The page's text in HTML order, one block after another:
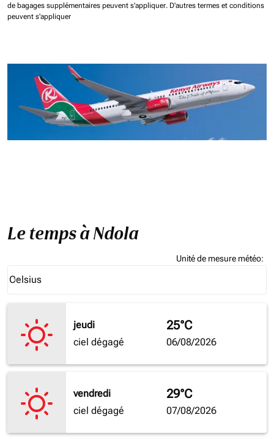
de bagages supplémentaires peuvent s'appliquer. D'autres termes et conditions
peuvent s'appliquer
Le temps à Ndola
Unité de mesure météo:
Celsius
keyboard_arrow_down
jeudi
ciel dégagé
25°C
06/08/2026
vendredi
ciel dégagé
29°C
07/08/2026